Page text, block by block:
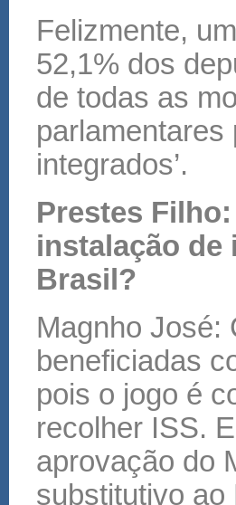
Felizmente,
52,1% dos
de todas as
parlamentares
integrados’.
Prestes
instalação de
Brasil?
Magnho José:
beneficiadas
pois o jogo é
recolher ISS.
aprovação do
substitutivo ao